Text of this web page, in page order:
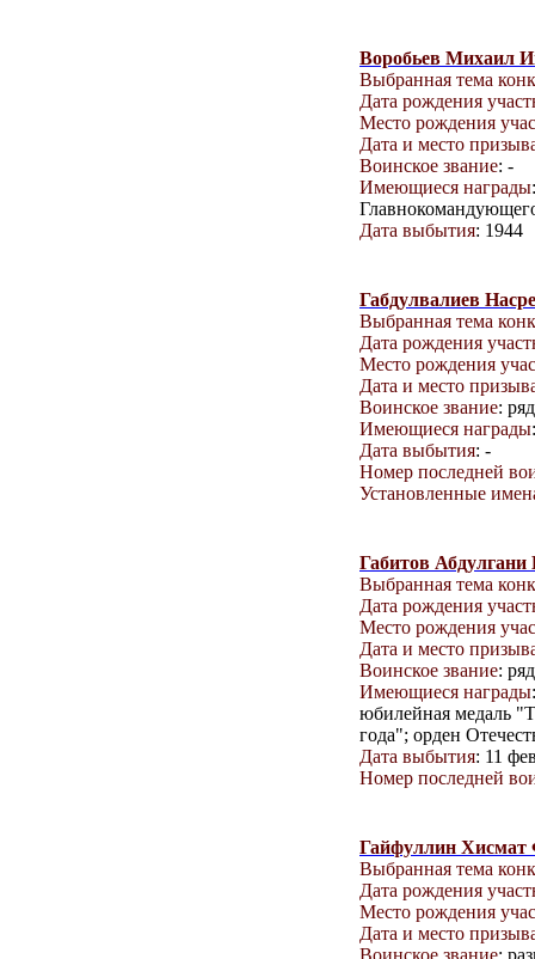
Воробьев Михаил
Выбранная тема
Дата рождения
Место рождения
Дата и место
Воинское звание: -
Имеющиеся награды
Дата выбытия: 1944
Габдулвалиев
Выбранная тема
Дата рождения
Место рождения
Дата и место
Воинское звание:
Имеющиеся награды
Дата выбытия: -
Номер последней
Установленные
Габитов Абдулгани
Выбранная тема
Дата рождения
Место рождения
Дата и место
Воинское звание:
Имеющиеся награды
юбилейная медаль
года"; орден
Дата выбытия: 11
Номер последней
Гайфуллин Хисмат
Выбранная тема
Дата рождения
Место рождения
Дата и место
Воинское звание: